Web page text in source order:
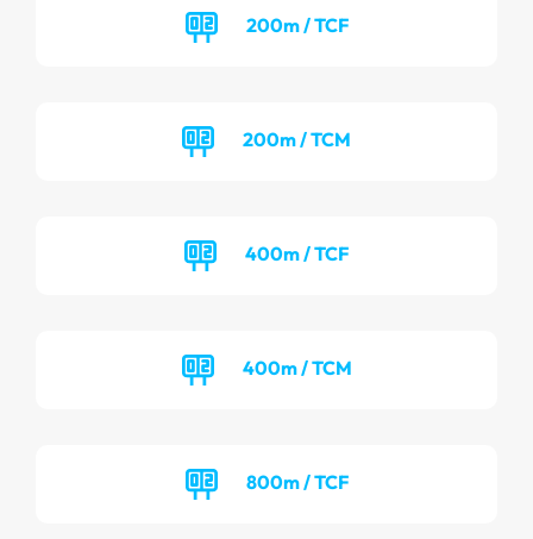
200m / TCF
200m / TCM
400m / TCF
400m / TCM
800m / TCF